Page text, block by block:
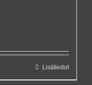
Lisätiedot